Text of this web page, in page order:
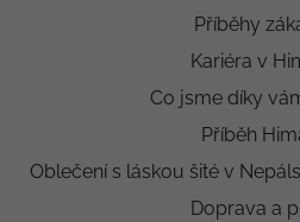
Příběhy
Kariéra v
Co jsme díky
Příběh
Oblečení s láskou šité v
Doprava a